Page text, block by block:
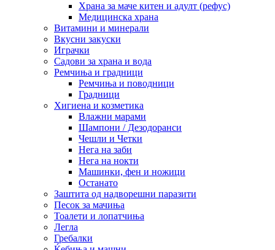
Храна за маче китен и адулт (рефус)
Медицинска храна
Витамини и минерали
Вкусни закуски
Играчки
Садови за храна и вода
Ремчиња и градници
Ремчиња и поводници
Градници
Хигиена и козметика
Влажни марами
Шампони / Дезодоранси
Чешли и Четки
Нега на заби
Нега на нокти
Машинки, фен и ножици
Останато
Заштита од надворешни паразити
Песок за мачиња
Тоалети и лопатчиња
Легла
Гребалки